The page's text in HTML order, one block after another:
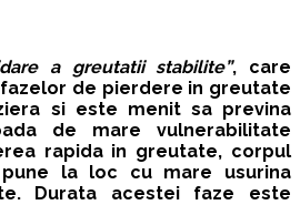
a greutatii stabilite”, care
de pierdere in greutate
si este menit sa previna
de mare vulnerabilitate
rapida in greutate, corpul
la loc cu mare usurina
Durata acestei faze este